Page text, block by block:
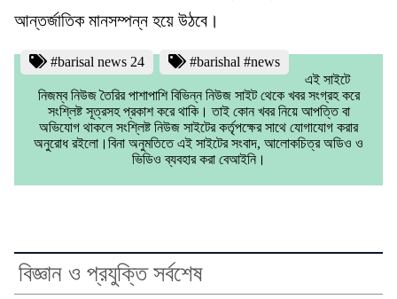
আন্তর্জাতিক মানসম্পন্ন হয়ে উঠবে।
#barisal news 24
#barishal #news
এই সাইটে
নিজম্ব নিউজ তৈরির পাশাপাশি বিভিন্ন নিউজ সাইট থেকে খবর সংগ্রহ করে
সংশ্লিষ্ট সূত্রসহ প্রকাশ করে থাকি। তাই কোন খবর নিয়ে আপত্তি বা
অভিযোগ থাকলে সংশ্লিষ্ট নিউজ সাইটের কর্তৃপক্ষের সাথে যোগাযোগ করার
অনুরোধ রইলো।বিনা অনুমতিতে এই সাইটের সংবাদ, আলোকচিত্র অডিও ও
ভিডিও ব্যবহার করা বেআইনি।
বিজ্ঞান ও প্রযুক্তি সর্বশেষ